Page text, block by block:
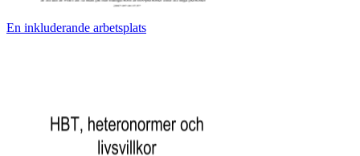
En inkluderande arbetsplats